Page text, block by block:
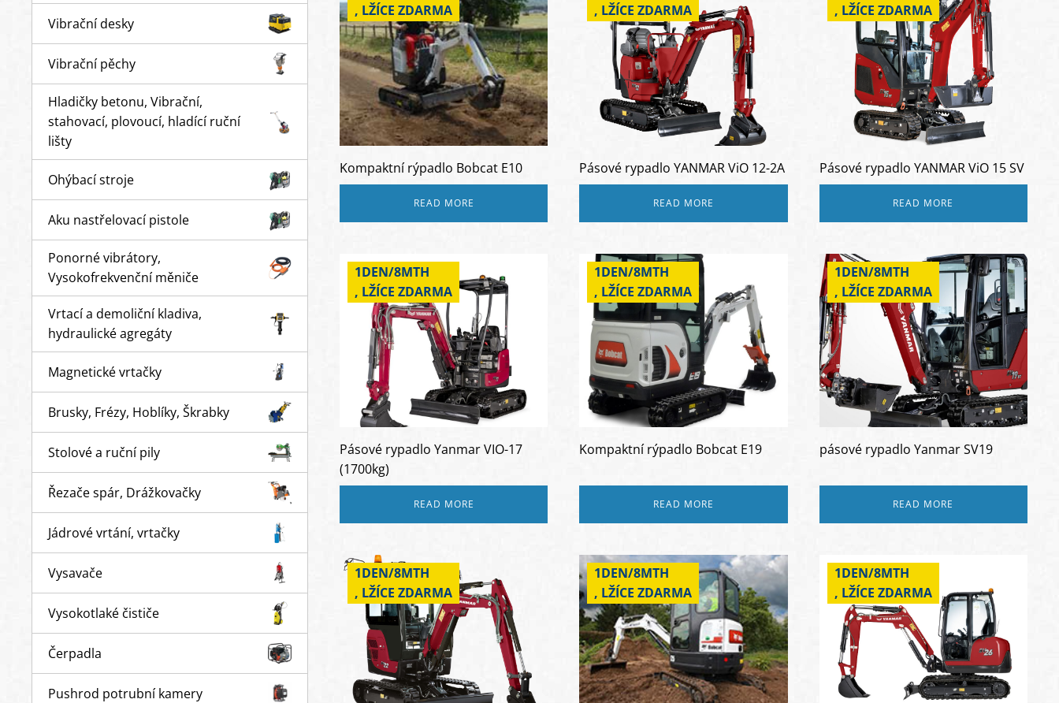
Vibrační desky
Vibrační pěchy
Hladičky betonu, Vibrační,
stahovací, plovoucí, hladící ruční
lišty
Ohýbací stroje
Aku nastřelovací pistole
Ponorné vibrátory,
Vysokofrekvenční měniče
Vrtací a demoliční kladiva,
hydraulické agregáty
Magnetické vrtačky
Brusky, Frézy, Hoblíky, Škrabky
Stolové a ruční pily
Řezače spár, Drážkovačky
Jádrové vrtání, vrtačky
Vysavače
Vysokotlaké čističe
Čerpadla
Pushrod potrubní kamery
Kompaktní rýpadlo Bobcat E10
, LŽÍCE ZDARMA
READ MORE
Pásové rypadlo YANMAR ViO 12-2A
, LŽÍCE ZDARMA
READ MORE
Pásové rypadlo YANMAR ViO 15 SV
, LŽÍCE ZDARMA
READ MORE
Pásové rypadlo Yanmar VIO-17
(1700kg)
1DEN/8MTH
, LŽÍCE ZDARMA
READ MORE
Kompaktní rýpadlo Bobcat E19
1DEN/8MTH
, LŽÍCE ZDARMA
READ MORE
pásové rypadlo Yanmar SV19
1DEN/8MTH
, LŽÍCE ZDARMA
READ MORE
1DEN/8MTH
, LŽÍCE ZDARMA
1DEN/8MTH
, LŽÍCE ZDARMA
1DEN/8MTH
, LŽÍCE ZDARMA